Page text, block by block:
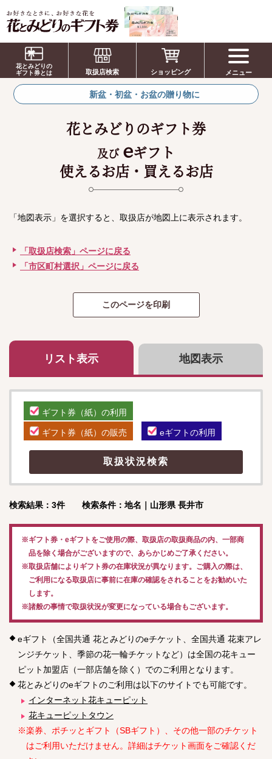
お祝い、お盆、新盆、お彼岸、喪中、お供
え、見舞い、返事、供花、線香贈答におすす
めのギフト
花とみどりの
ギフト券とは
取扱店検索 ショッピング メニュー
新盆・初盆・お盆の贈り物に
花とみどりのギフト券
及び eギフト
使えるお店・買えるお店
「地図表示」を選択すると、取扱店が地図上に表示されます。
「取扱店検索」ページに戻る
「市区町村選択」ページに戻る
リスト表示 地図表示
ギフト券（紙）の利用
ギフト券（紙）の販売 eギフトの利用
検索結果：3件 検索条件：地名｜山形県 長井市
※ギフト券・eギフトをご使用の際、取扱店の取扱商品の内、一部商
品を除く場合がございますので、あらかじめご了承ください。
※取扱店舗によりギフト券の在庫状況が異なります。ご購入の際は、
ご利用になる取扱店に事前に在庫の確認をされることをお勧めいた
します。
※諸般の事情で取扱状況が変更になっている場合もございます。
eギフト（全国共通 花とみどりのeチケット、全国共通 花束アレ
ンジチケット、季節の花一輪チケットなど）は全国の花キュー
ピット加盟店（一部店舗を除く）でのご利用となります。
花とみどりのeギフトのご利用は以下のサイトでも可能です。
インターネット花キューピット
花キューピットタウン
※楽券、ポチッとギフト（SBギフト）、その他一部のチケット
はご利用いただけません。詳細はチケット画面をご確認くだ